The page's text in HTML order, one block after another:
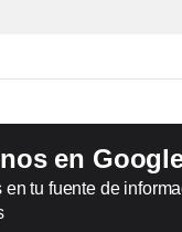
en
tu fuente de